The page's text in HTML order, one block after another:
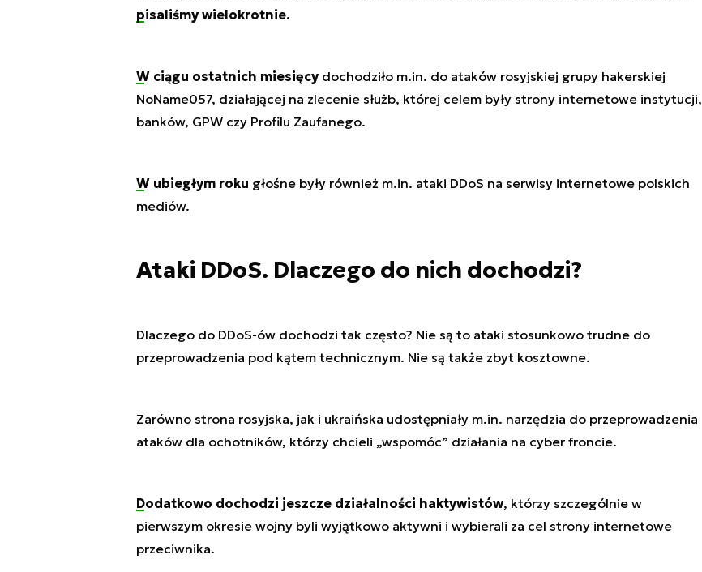
pisaliśmy wielokrotnie.
W ciągu ostatnich miesięcydochodziło m.in. do ataków rosyjskiej grupy hakerskiej
NoName057, działającej na zlecenie służb, której celem były strony internetowe instytucji,
banków, GPW czy Profilu Zaufanego.
W ubiegłym roku głośne były również m.in. ataki DDoS na serwisy internetowe polskich
mediów.
Ataki DDoS. Dlaczego do nich dochodzi?
Dlaczego do DDoS-ów dochodzi tak często? Nie są to ataki stosunkowo trudne do
przeprowadzenia pod kątem technicznym. Nie są także zbyt kosztowne.
Zarówno strona rosyjska, jak i ukraińska udostępniały m.in. narzędzia do przeprowadzenia
ataków dla ochotników, którzy chcieli „wspomóc” działania na cyber froncie.
Dodatkowo dochodzi jeszcze działalności haktywistów, którzy szczególnie w
pierwszym okresie wojny byli wyjątkowo aktywni i wybierali za cel strony internetowe
przeciwnika.